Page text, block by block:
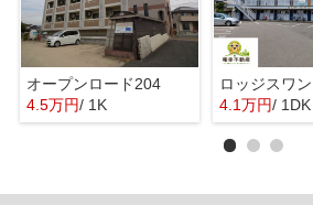
オープンロード204
4.5万円/ 1K
ロッジスワン
4.1万円/ 1DK